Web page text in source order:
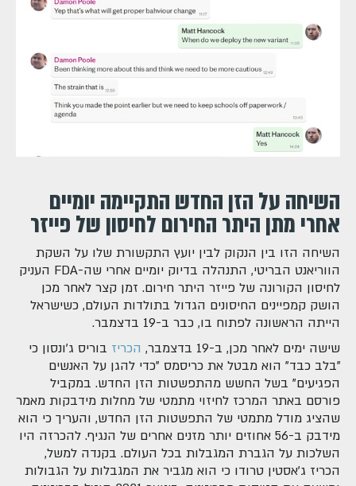
השיחה על הזן החדש התקיימה יומיים
אחרי מתן היתר החירום לחיסון של פייזר
השיחה הזו בין הנקוק לבין יועץ התקשורת שלו על השקת
הווריאנט הבריטי, התנהלה בדיוק יומיים אחרי שה-FDA העניק
לחיסון הקורונה של פייזר היתר חירום. זמן קצר לאחר מכן
הושק קמפיינים החיסונים הגדול בתולדות העולם, כשישראל
הייתה הראשונה לפתוח בו, כבר ב-19 בדצמבר.
שישה ימים לאחר מכן, ב-19 בדצמבר,
הכריז בוריס ג'ונסון כי
"בלב כבד" הוא מבטל את כריסמס "כדי להגן על האנשים
הפגיעים" בשל החשש מהתפשטות הזן החדש. במקביל
פורסם באתר המרכז לחיזוי מתמטי של מחלות מידבקות מאמר
שהציג מודל מתמטי של התפשטות הזן החדש, והעריך כי הוא
מידבק ב-56 אחוזים יותר מזנים אחרים של הנגיף. להכרזה היו
השלכות על הגברת המגבלות בכל העולם. בקנדה למשל,
הכריז ג'אסטין טרודו כי הוא מגביר את המגבלות על הגבולות